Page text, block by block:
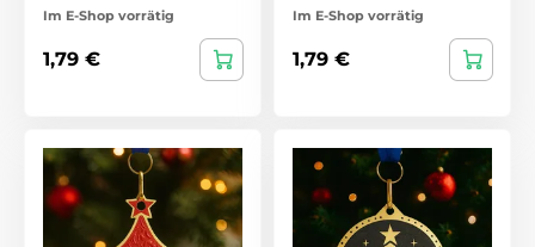
Im E-Shop vorrätig
1,79 €
Im E-Shop vorrätig
1,79 €